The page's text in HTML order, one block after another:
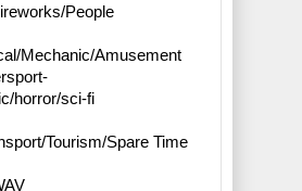
People
Mechanic/Amusement
horror/sci-fi
Tourism/Spare Time